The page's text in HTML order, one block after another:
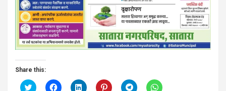
Share this:
C C C C C C